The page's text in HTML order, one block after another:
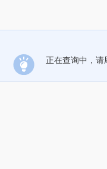
正在查询中，请